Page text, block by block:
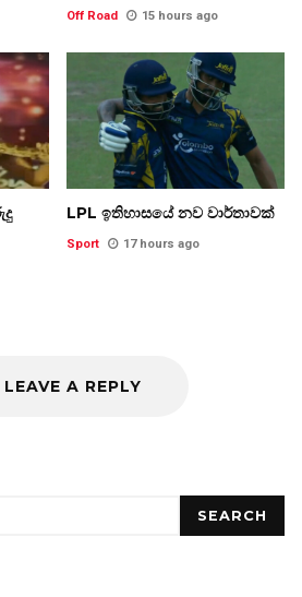
Off Road 15 hours ago
LPL ඉතිහාසයේ නව වාර්තාවක්
Sport 17 hours ago
LEAVE A REPLY
SEARCH